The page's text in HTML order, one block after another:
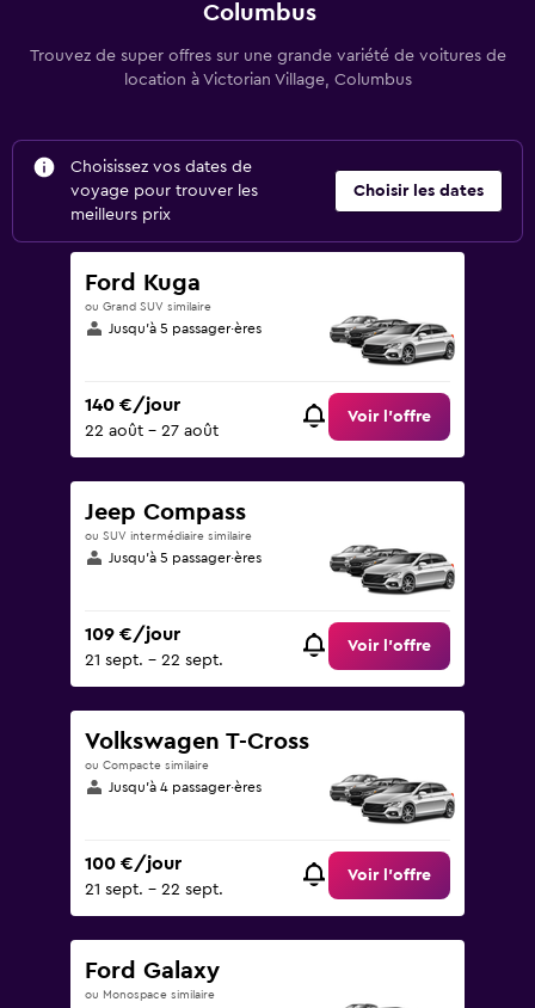
Columbus
Trouvez de super offres sur une grande variété de voitures de
location à Victorian Village, Columbus
Choisissez vos dates de
voyage pour trouver les
meilleurs prix
Choisir les dates
Ford Kuga
ou Grand SUV similaire
Jusqu’à 5 passager·ères
140 €/jour
22 août - 27 août
Voir l’offre
Jeep Compass
ou SUV intermédiaire similaire
Jusqu’à 5 passager·ères
109 €/jour
21 sept. - 22 sept.
Voir l’offre
Volkswagen T-Cross
ou Compacte similaire
Jusqu’à 4 passager·ères
100 €/jour
21 sept. - 22 sept.
Voir l’offre
Ford Galaxy
ou Monospace similaire